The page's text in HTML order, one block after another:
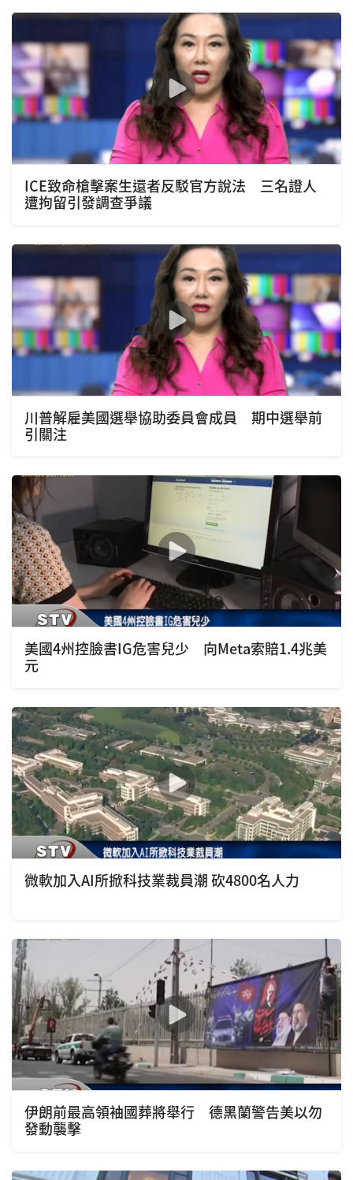
ICE致命槍擊案生還者反駁官方說法 三名證人
遭拘留引發調查爭議
川普解雇美國選舉協助委員會成員 期中選舉前
引關注
美國4州控臉書IG危害兒少 向Meta索賠1.4兆美
元
微軟加入AI所掀科技業裁員潮 砍4800名人力
伊朗前最高領袖國葬將舉行 德黑蘭警告美以勿
發動襲擊